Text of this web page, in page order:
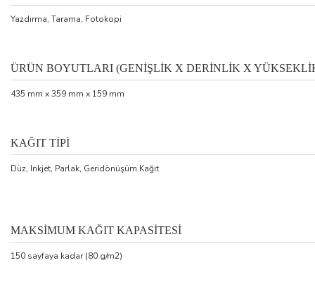
Yazdırma, Tarama, Fotokopi
ÜRÜN BOYUTLARI (GENİŞLİK X DERİNLİK X
435 mm x 359 mm x 159 mm
KAĞIT TİPİ
Düz, Inkjet, Parlak, Geridönüşüm Kağıt
MAKSİMUM KAĞIT KAPASİTESİ
150 sayfaya kadar (80 g/m2)